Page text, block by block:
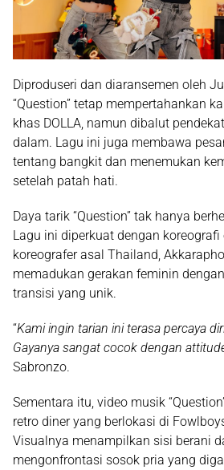
Diproduseri dan diaransemen oleh
“Question” tetap mempertahankan
khas DOLLA , namun dibalut
dalam. Lagu ini juga membawa
tentang bangkit dan menemukan
setelah patah hati.
Daya tarik “Question” tak hanya
Lagu ini diperkuat dengan koreografi
koreografer asal Thailand,
memadukan gerakan feminin
transisi yang unik.
“Kami ingin tarian ini terasa percaya
Gayanya sangat cocok dengan
Sabronzo.
Sementara itu, video musik
retro dineryang berlokasi di
Visualnya menampilkan sisi berani
mengonfrontasi sosok pria yang